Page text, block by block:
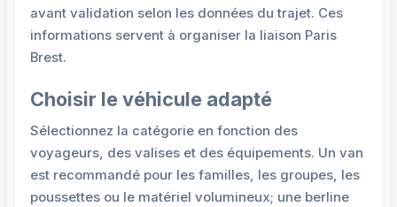
avant validation selon les données du trajet. Ces
informations servent à organiser la liaison Paris
Brest.
Choisir le véhicule adapté
Sélectionnez la catégorie en fonction des
voyageurs, des valises et des équipements. Un van
est recommandé pour les familles, les groupes, les
poussettes ou le matériel volumineux; une berline